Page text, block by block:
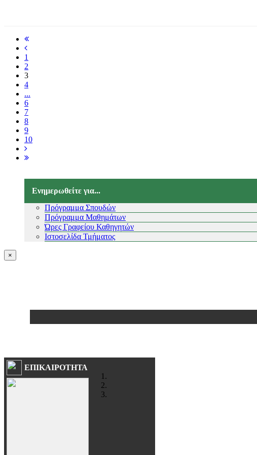
1
2
3
4
...
6
7
8
9
10
Ενημερωθείτε για...
Πρόγραμμα Σπουδών
Πρόγραμμα Μαθημάτων
Ώρες Γραφείου Καθηγητών
Ιστοσελίδα Τμήματος
×
ΕΠΙΚΑΙΡΟΤΗΤΑ